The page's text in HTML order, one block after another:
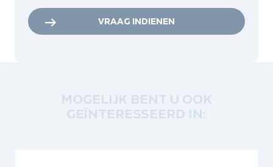
VRAAG INDIENEN
MOGELIJK BENT U OOK
GEÏNTERESSEERD IN: